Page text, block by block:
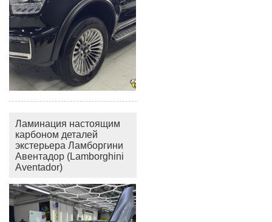
Ламинация настоящим
карбоном деталей
экстерьера Ламборгини
Авентадор (Lamborghini
Aventador)